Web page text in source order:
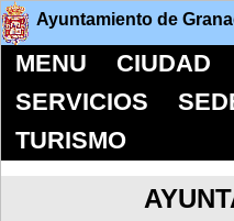
Ayuntamiento de
MENU CIUDAD
SERVICIOS
TURISMO